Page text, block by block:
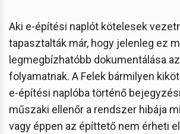
Aki e-építési naplót kötelesek
tapasztalták már, hogy jelenleg ez
legmegbízhatóbb dokumentálása
folyamatnak. A Felek bármilyen
e-építési naplóba történő
műszaki ellenőr a rendszer hibája
vagy éppen az építtető nem érheti